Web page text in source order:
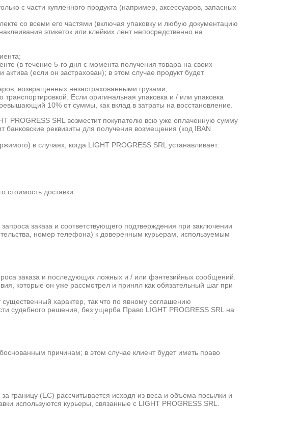
с части купленного продукта (например, аксессуаров, запасных
со всеми его частями (включая упаковку и любую документацию
этикеток или клейких лент непосредственно на
(в течение 5-го дня с момента получения товара на своих
(если он застрахован); в этом случае продукт будет
возвращенных незастрахованными грузами;
Если оригинальная упаковка и / или упаковка
10% от суммы, как вклад в затраты на восстановление.
PROGRESS SRL возместит покупателю всю уже оплаченную сумму
банковские реквизиты для получения возмещения (код IBAN
в случаях, когда LIGHT PROGRESS SRL устанавливает:
стоимость доставки.
заказа и соответствующего подтверждения при заключении
номер телефона) к доверенным курьерам, используемым
заказа и последующих ложных и / или фэнтезийных сообщений.
которые он уже рассмотрел и принял как обязательный шаг при
характер, так что по явному соглашению
судебного решения, без ущерба Право LIGHT PROGRESS SRL на
причинам; в этом случае клиент будет иметь право
границу (ЕС) рассчитывается исходя из веса и объема посылки и
используются курьеры, связанные с LIGHT PROGRESS SRL.